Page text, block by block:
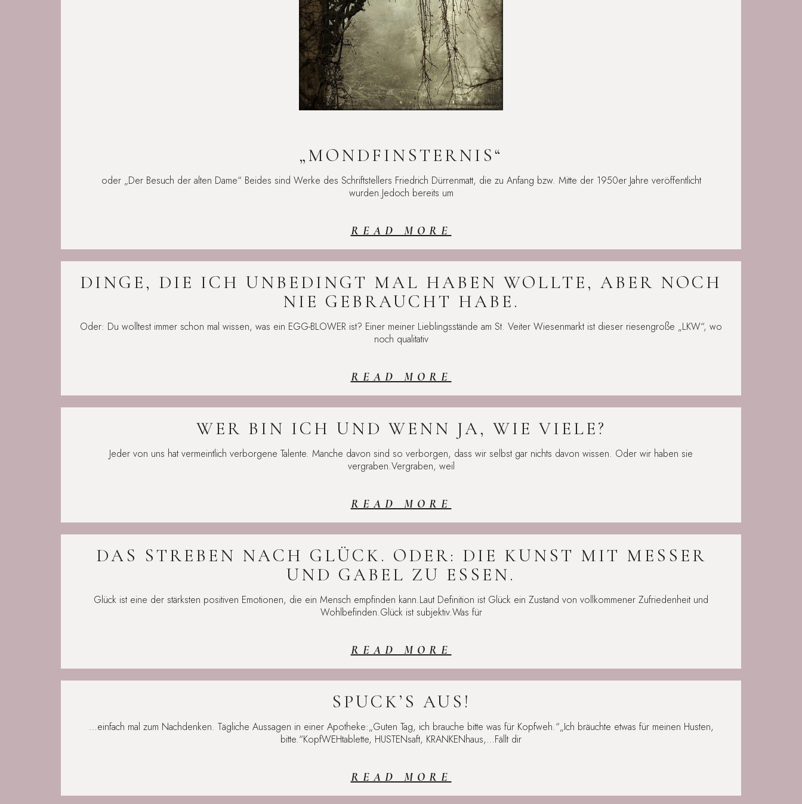
„MONDFINSTERNIS“
oder „Der Besuch der alten Dame“ Beides sind Werke des Schriftstellers Friedrich Dürrenmatt, die zu Anfang bzw. Mitte der 1950er Jahre veröffentlicht
wurden.Jedoch bereits um
READ MORE
DINGE, DIE ICH UNBEDINGT MAL HABEN WOLLTE, ABER NOCH
NIE GEBRAUCHT HABE.
Oder: Du wolltest immer schon mal wissen, was ein EGG-BLOWER ist? Einer meiner Lieblingsstände am St. Veiter Wiesenmarkt ist dieser riesengroße „LKW“, wo
noch qualitativ
READ MORE
WER BIN ICH UND WENN JA, WIE VIELE?
Jeder von uns hat vermeintlich verborgene Talente. Manche davon sind so verborgen, dass wir selbst gar nichts davon wissen. Oder wir haben sie
vergraben.Vergraben, weil
READ MORE
DAS STREBEN NACH GLÜCK. ODER: DIE KUNST MIT MESSER
UND GABEL ZU ESSEN.
Glück ist eine der stärksten positiven Emotionen, die ein Mensch empfinden kann.Laut Definition ist Glück ein Zustand von vollkommener Zufriedenheit und
Wohlbefinden.Glück ist subjektiv.Was für
READ MORE
SPUCK’S AUS!
…einfach mal zum Nachdenken. Tägliche Aussagen in einer Apotheke:„Guten Tag, ich brauche bitte was für Kopfweh.“„Ich bräuchte etwas für meinen Husten,
bitte.“KopfWEHtablette, HUSTENsaft, KRANKENhaus,…Fällt dir
READ MORE